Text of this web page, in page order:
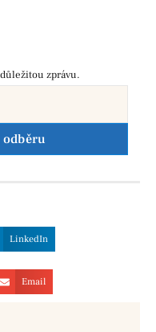
zprávu.
LinkedIn
Email